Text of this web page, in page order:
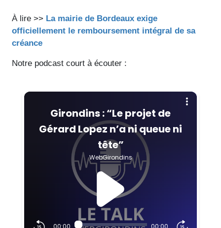
À lire >> La mairie de Bordeaux exige
officiellement le remboursement intégral de sa
créance
Notre podcast court à écouter :